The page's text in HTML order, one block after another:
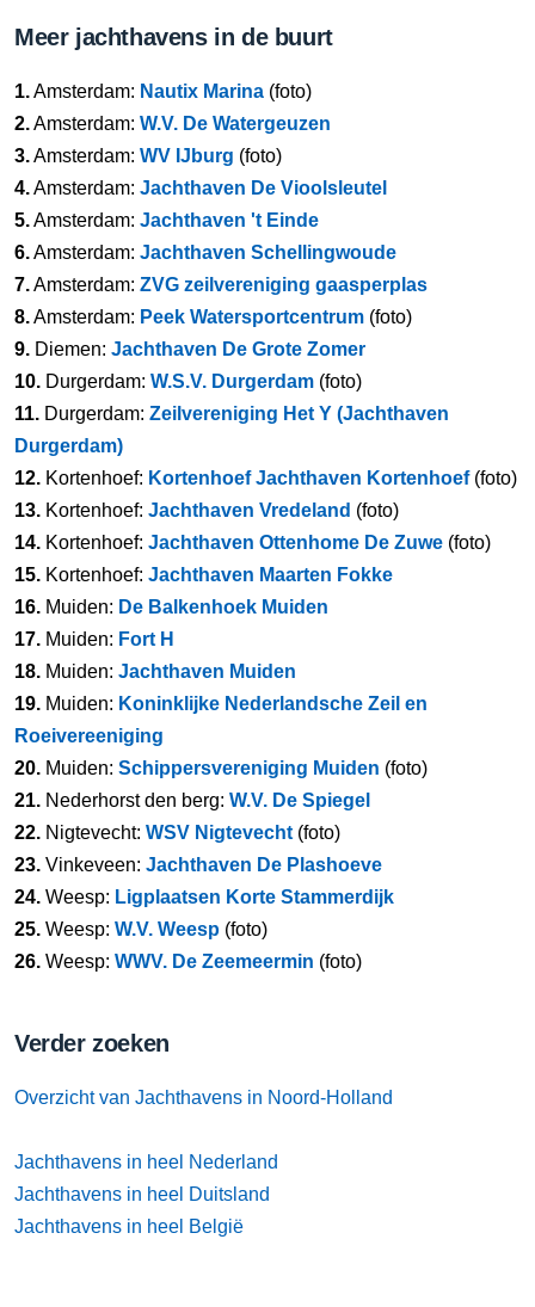
Meer jachthavens in de buurt
1.Amsterdam: Nautix Marina (foto)
2.Amsterdam: W.V. De Watergeuzen
3.Amsterdam: WV IJburg (foto)
4.Amsterdam: Jachthaven De Vioolsleutel
5.Amsterdam: Jachthaven 't Einde
6.Amsterdam: Jachthaven Schellingwoude
7.Amsterdam: ZVG zeilvereniging gaasperplas
8.Amsterdam: Peek Watersportcentrum (foto)
9. Diemen: Jachthaven De Grote Zomer
10. Durgerdam: W.S.V. Durgerdam (foto)
11. Durgerdam: Zeilvereniging Het Y (Jachthaven
Durgerdam)
12. Kortenhoef: Kortenhoef Jachthaven Kortenhoef(foto)
13. Kortenhoef: Jachthaven Vredeland (foto)
14. Kortenhoef: Jachthaven Ottenhome De Zuwe (foto)
15. Kortenhoef: Jachthaven Maarten Fokke
16. Muiden: De Balkenhoek Muiden
17. Muiden: Fort H
18. Muiden: Jachthaven Muiden
19. Muiden: Koninklijke Nederlandsche Zeil en
Roeivereeniging
20. Muiden: Schippersvereniging Muiden (foto)
21. Nederhorst den berg: W.V. De Spiegel
22. Nigtevecht: WSV Nigtevecht (foto)
23. Vinkeveen: Jachthaven De Plashoeve
24. Weesp: Ligplaatsen Korte Stammerdijk
25. Weesp: W.V. Weesp (foto)
26. Weesp: WWV. De Zeemeermin (foto)
Verder zoeken
Overzicht van Jachthavens in Noord-Holland
Jachthavens in heel Nederland
Jachthavens in heel Duitsland
Jachthavens in heel België